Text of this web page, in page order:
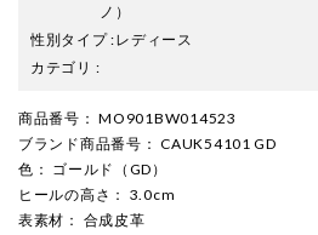
ノ）
性別タイプ:レディース
カテゴリ :
商品番号 ： MO901BW014523
ブランド商品番号 ： CAUK54101 GD
色 ： ゴールド（GD）
ヒールの高さ ： 3.0cm
表素材 ： 合成皮革